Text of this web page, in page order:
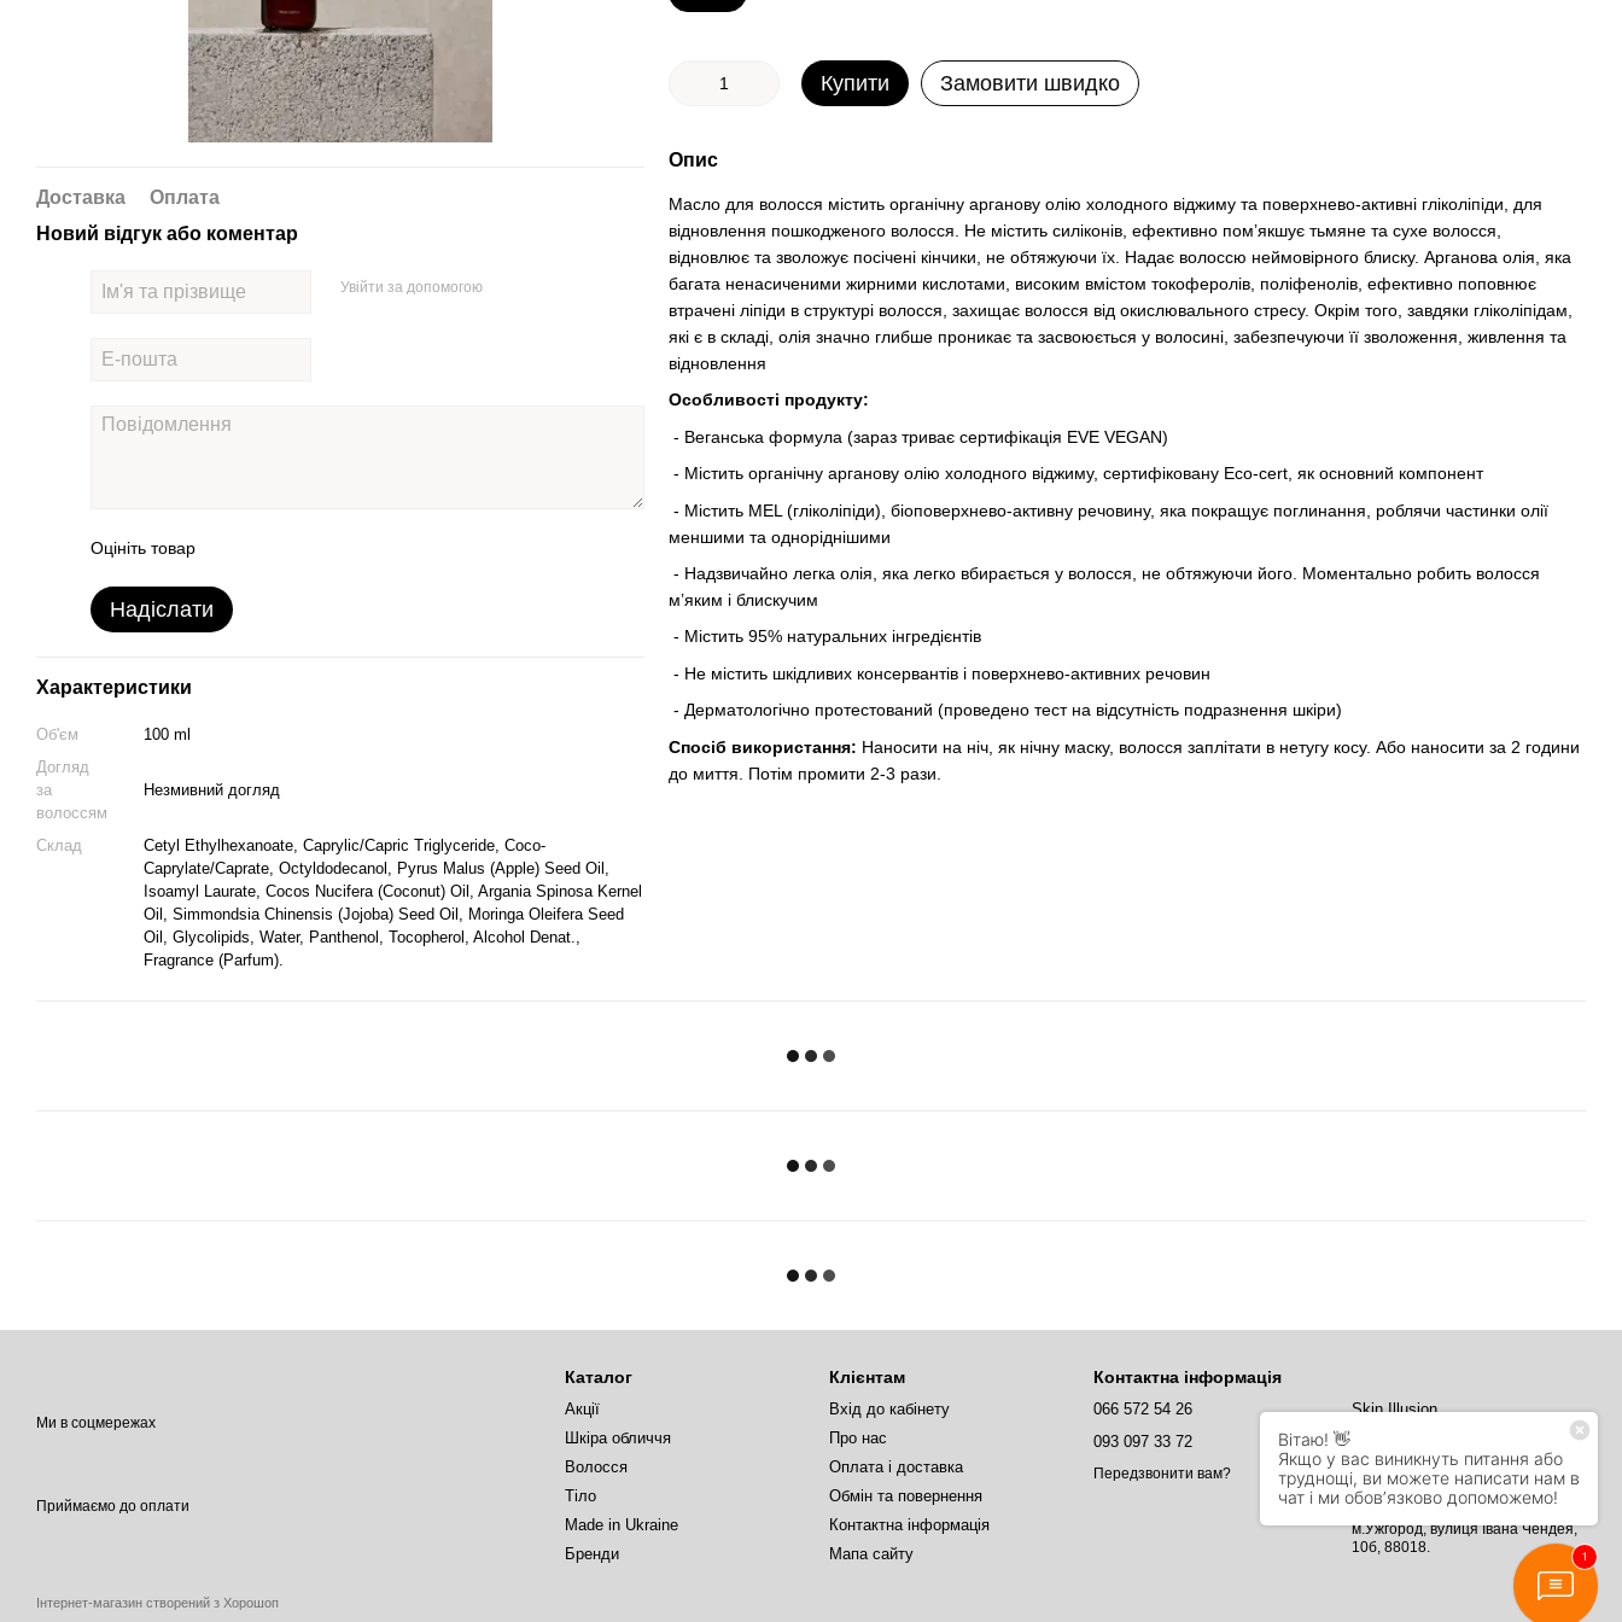
Доставка
Оплата
Новий відгук або коментар
Увійти за допомогою
Оцініть товар
Надіслати
Характеристики
Об'єм
100 ml
Догляд
за
волоссям
Незмивний догляд
Склад
Cetyl Ethylhexanoate, Caprylic/Capric Triglyceride, Coco-
Caprylate/Caprate, Octyldodecanol, Pyrus Malus (Apple) Seed Oil,
Isoamyl Laurate, Cocos Nucifera (Coconut) Oil, Argania Spinosa Kernel
Oil, Simmondsia Chinensis (Jojoba) Seed Oil, Moringa Oleifera Seed
Oil, Glycolipids, Water, Panthenol, Tocopherol, Alcohol Denat.,
Fragrance (Parfum).
Купити Замовити швидко
Опис
Масло для волосся містить органічну арганову олію холодного віджиму та поверхнево-активні гліколіпіди, для
відновлення пошкодженого волосся. Не містить силіконів, ефективно пом’якшує тьмяне та сухе волосся,
відновлює та зволожує посічені кінчики, не обтяжуючи їх. Надає волоссю неймовірного блиску. Арганова олія, яка
багата ненасиченими жирними кислотами, високим вмістом токоферолів, поліфенолів, ефективно поповнює
втрачені ліпіди в структурі волосся, захищає волосся від окислювального стресу. Окрім того, завдяки гліколіпідам,
які є в складі, олія значно глибше проникає та засвоюється у волосині, забезпечуючи її зволоження, живлення та
відновлення
Особливості продукту:
- Веганська формула (зараз триває сертифікація EVE VEGAN)
- Містить органічну арганову олію холодного віджиму, сертифіковану Eco-cert, як основний компонент
- Містить MEL (гліколіпіди), біоповерхнево-активну речовину, яка покращує поглинання, роблячи частинки олії
меншими та одноріднішими
- Надзвичайно легка олія, яка легко вбирається у волосся, не обтяжуючи його. Моментально робить волосся
м’яким і блискучим
- Містить 95% натуральних інгредієнтів
- Не містить шкідливих консервантів і поверхнево-активних речовин
- Дерматологічно протестований (проведено тест на відсутність подразнення шкіри)
Спосіб використання: Наносити на ніч, як нічну маску, волосся заплітати в нетугу косу. Або наносити за 2 години
до миття. Потім промити 2-3 рази.
Ми в соцмережах
Приймаємо до оплати
Інтернет-магазин створений з Хорошоп
Каталог
Акції
Шкіра обличчя
Волосся
Тіло
Made in Ukraine
Бренди
Клієнтам
Вхід до кабінету
Про нас
Оплата і доставка
Обмін та повернення
Контактна інформація
Мапа сайту
Контактна інформація
066 572 54 26
093 097 33 72
Передзвонити вам?
Skin Illusion
info@Skin.illusion.com
м.Ужгород, вулиця Івана Чендея,
10б, 88018.